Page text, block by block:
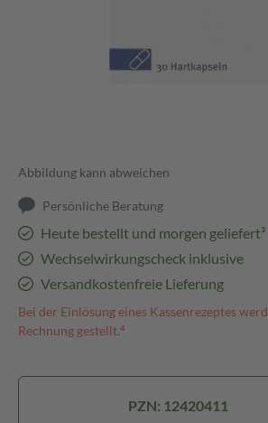
Abbildung kann abweichen
Persönliche Beratung
Heute bestellt und morgen geliefert³
Wechselwirkungscheck inklusive
Versandkostenfreie Lieferung
Bei der Einlösung eines Kassenrezeptes
Rechnung gestellt.⁴
PZN: 12420411